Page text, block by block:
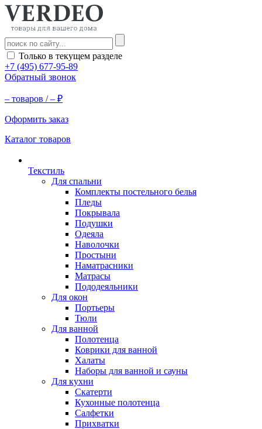
Только в текущем разделе
+7 (495) 677-95-89
Обратный звонок
– товаров /– ₽
Оформить заказ
Каталог товаров
Текстиль
Для спальни
Комплекты постельного белья
Пледы
Покрывала
Подушки
Одеяла
Наволочки
Простыни
Наматрасники
Матрасы
Пододеяльники
Для окон
Портьеры
Тюли
Для ванной
Полотенца
Коврики для ванной
Халаты
Наборы для ванной и сауны
Для кухни
Скатерти
Кухонные полотенца
Салфетки
Прихватки